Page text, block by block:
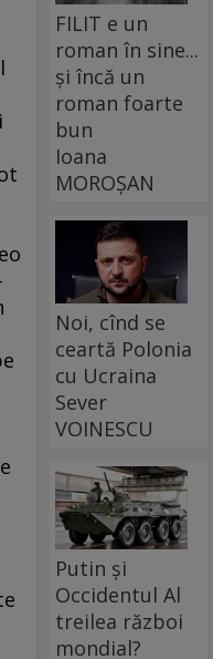
FILIT e un
roman în sine...
și încă un
roman foarte
bun
Ioana
MOROȘAN
Noi, cînd se
ceartă Polonia
cu Ucraina
Sever
VOINESCU
Putin și
Occidentul Al
treilea război
mondial?